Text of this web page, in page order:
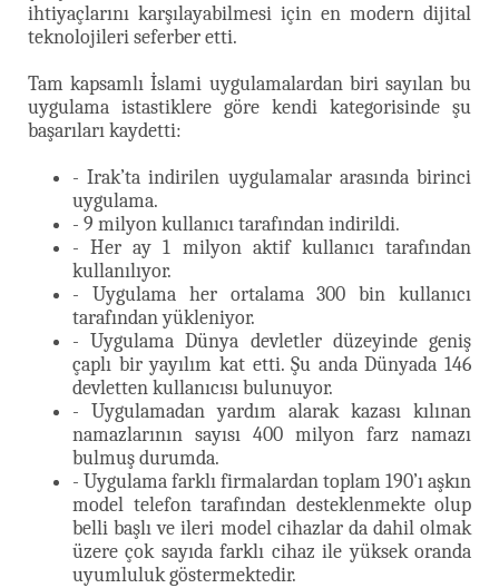
ihtiyaçlarını karşılayabilmesi için en modern dijital
teknolojileri seferber etti.
Tam kapsamlı İslami uygulamalardan biri sayılan bu
uygulama istastiklere göre kendi kategorisinde şu
başarıları kaydetti:
- Irak’ta indirilen uygulamalar arasında birinci
uygulama.
- 9 milyon kullanıcı tarafından indirildi.
- Her ay 1 milyon aktif kullanıcı tarafından
kullanılıyor.
- Uygulama her ortalama 300 bin kullanıcı
tarafından yükleniyor.
- Uygulama Dünya devletler düzeyinde geniş
çaplı bir yayılım kat etti. Şu anda Dünyada 146
devletten kullanıcısı bulunuyor.
- Uygulamadan yardım alarak kazası kılınan
namazlarının sayısı 400 milyon farz namazı
bulmuş durumda.
- Uygulama farklı firmalardan toplam 190’ı aşkın
model telefon tarafından desteklenmekte olup
belli başlı ve ileri model cihazlar da dahil olmak
üzere çok sayıda farklı cihaz ile yüksek oranda
uyumluluk göstermektedir.